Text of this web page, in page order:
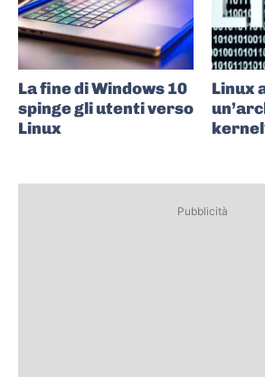
La fine di Windows 10
spinge gli utenti verso
Linux
Linux
Pubblicità